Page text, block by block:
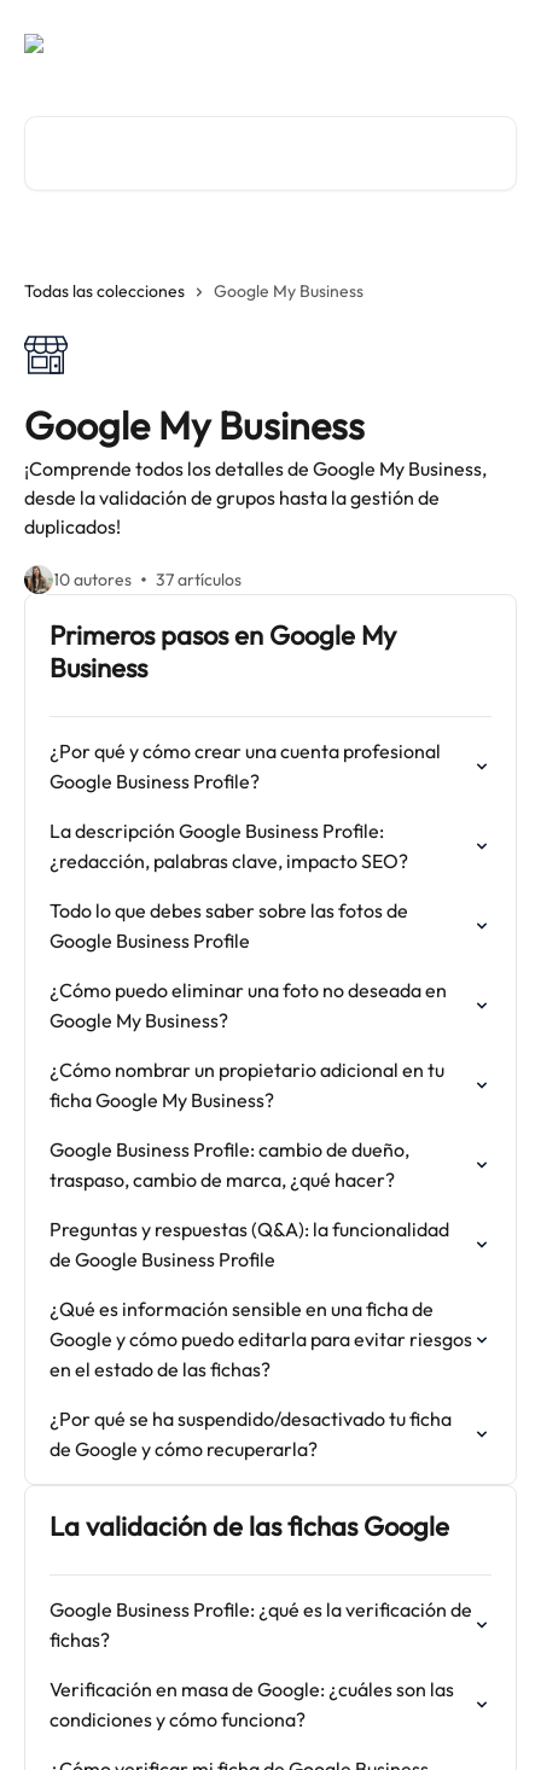
Todas las colecciones Google My Business
Google My Business
¡Comprende todos los detalles de Google My Business,
desde la validación de grupos hasta la gestión de
duplicados!
10 autores 37 artículos
Primeros pasos en Google My
Business
¿Por qué y cómo crear una cuenta profesional
Google Business Profile?
La descripción Google Business Profile:
¿redacción, palabras clave, impacto SEO?
Todo lo que debes saber sobre las fotos de
Google Business Profile
¿Cómo puedo eliminar una foto no deseada en
Google My Business?
¿Cómo nombrar un propietario adicional en tu
ficha Google My Business?
Google Business Profile: cambio de dueño,
traspaso, cambio de marca, ¿qué hacer?
Preguntas y respuestas (Q&A): la funcionalidad
de Google Business Profile
¿Qué es información sensible en una ficha de
Google y cómo puedo editarla para evitar riesgos
en el estado de las fichas?
¿Por qué se ha suspendido/desactivado tu ficha
de Google y cómo recuperarla?
La validación de las fichas Google
Google Business Profile: ¿qué es la verificación de
fichas?
Verificación en masa de Google: ¿cuáles son las
condiciones y cómo funciona?